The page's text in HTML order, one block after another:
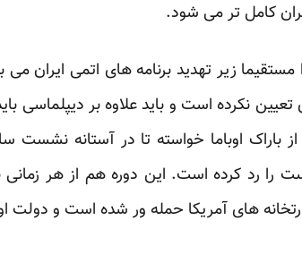
کامل تر می شود.
زیر تهدید برنامه های اتمی ایران می
تعیین نکرده است و باید علاوه بر دیپلماسی
اوباما خواسته تا در آستانه نشست
را رد کرده است. این دوره هم از هر زمانی
های آمریکا حمله ور شده است و دولت